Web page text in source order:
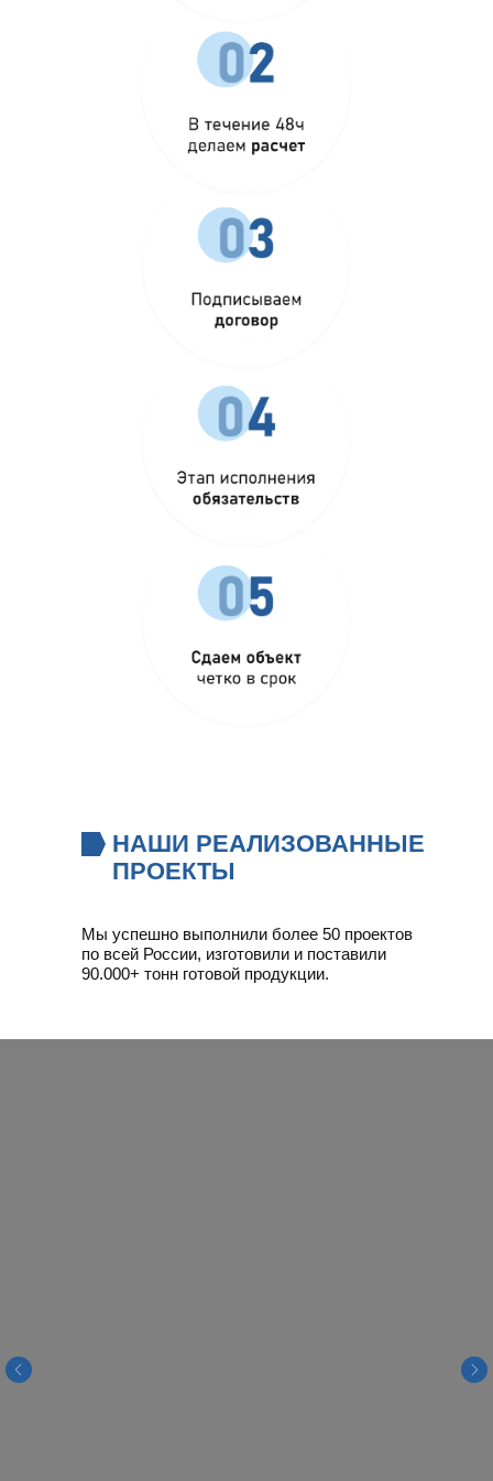
НАШИ РЕАЛИЗОВАННЫЕ
ПРОЕКТЫ
Мы успешно выполнили более 50 проектов
по всей России, изготовили и поставили
90.000+ тонн готовой продукции.